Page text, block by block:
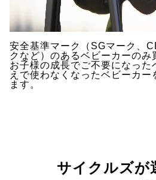
安全基準マーク（SGマーク、
クなど）のあるベビーカーのみ
お子様の成長でご不要になった
えで使わなくなったベビーカー
ます。
サイクルズが